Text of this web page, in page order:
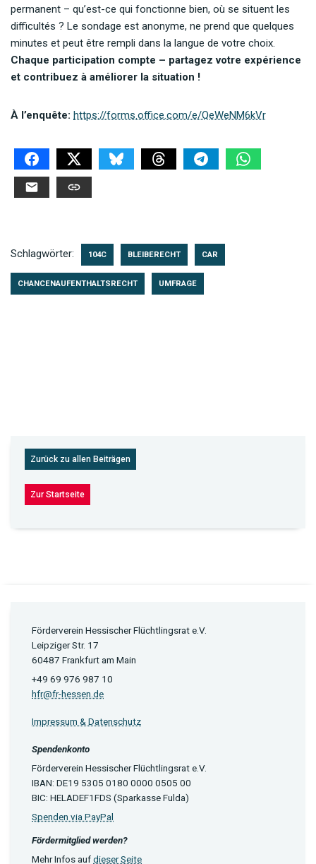
permanent – qu’est-ce qui fonctionne bien, où se situent les
difficultés ? Le sondage est anonyme, ne prend que quelques
minutes et peut être rempli dans la langue de votre choix.
Chaque participation compte – partagez votre expérience
et contribuez à améliorer la situation !
À l’enquête: https://forms.office.com/e/QeWeNM6kVr
Schlagwörter: 104C BLEIBERECHT CAR
CHANCENAUFENTHALTSRECHT UMFRAGE
Zurück zu allen Beiträgen
Zur Startseite
Förderverein Hessischer Flüchtlingsrat e.V.
Leipziger Str. 17
60487 Frankfurt am Main
+49 69 976 987 10
hfr@fr-hessen.de
Impressum & Datenschutz
Spendenkonto
Förderverein Hessischer Flüchtlingsrat e.V.
IBAN: DE19 5305 0180 0000 0505 00
BIC: HELADEF1FDS (Sparkasse Fulda)
Spenden via PayPal
Fördermitglied werden?
Mehr Infos aufdieser Seite